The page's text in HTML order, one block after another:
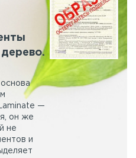
дерево.
—
он же
не
и